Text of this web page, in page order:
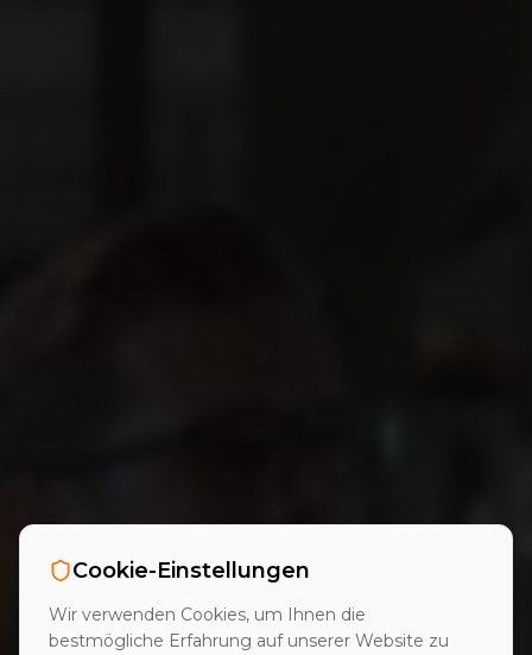
Cookie-Einstellungen
Wir verwenden Cookies, um Ihnen die
bestmögliche Erfahrung auf unserer Website zu